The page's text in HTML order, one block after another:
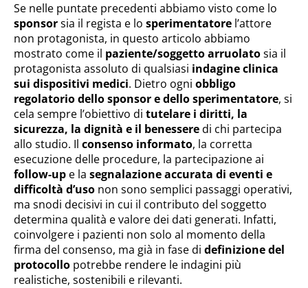
Se nelle puntate precedenti abbiamo visto come lo
sponsorsia il regista e lo sperimentatore l’attore
non protagonista, in questo articolo abbiamo
mostrato come il paziente/soggetto arruolatosia il
protagonista assoluto di qualsiasi indagine clinica
sui dispositivi medici. Dietro ogni obbligo
regolatorio dello sponsor e dello sperimentatore, si
cela sempre l’obiettivo di tutelare i diritti, la
sicurezza, la dignità e il benesseredi chi partecipa
allo studio. Il consenso informato, la corretta
esecuzione delle procedure, la partecipazione ai
follow-up e la segnalazione accurata di eventi e
difficoltà d’uso non sono semplici passaggi operativi,
ma snodi decisivi in cui il contributo del soggetto
determina qualità e valore dei dati generati. Infatti,
coinvolgere i pazienti non solo al momento della
firma del consenso, ma già in fase di definizione del
protocollo potrebbe rendere le indagini più
realistiche, sostenibili e rilevanti.